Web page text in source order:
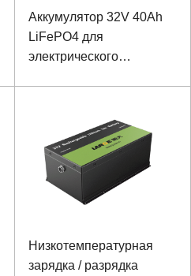
Аккумулятор 32V 40Ah
LiFePO4 для
электрического
Низкотемпературная
зарядка / разрядка